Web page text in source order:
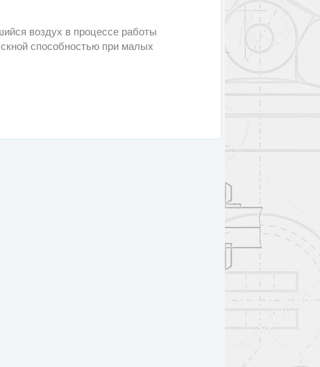
воздух в процессе работы
способностью при малых